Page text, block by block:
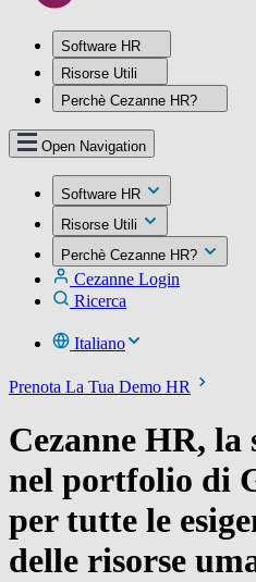
Software HR
Risorse Utili
Perchè Cezanne HR?
Open Navigation
Software HR
Risorse Utili
Perchè Cezanne HR?
Cezanne Login
Ricerca
Italiano
Prenota La Tua Demo HR
Cezanne HR, la
nel portfolio di
per tutte le
delle risorse